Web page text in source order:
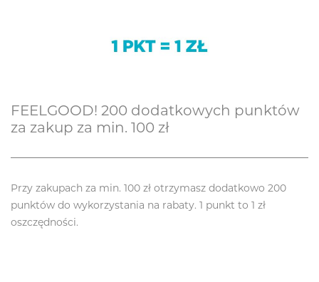
FEELGOOD! 200 dodatkowych punktów
za zakup za min. 100 zł
Przy zakupach za min. 100 zł otrzymasz dodatkowo 200
punktów do wykorzystania na rabaty. 1 punkt to 1 zł
oszczędności.